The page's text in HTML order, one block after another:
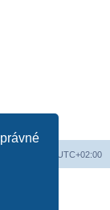
UTC+02:00
Limited